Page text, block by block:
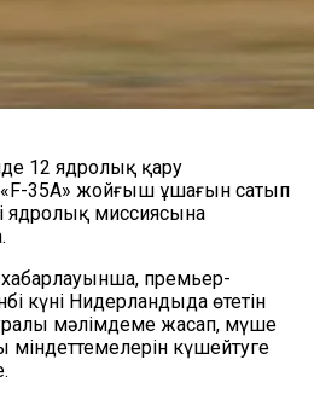
12 ядролық қару
«F-35A» жойғыш ұшағын сатып
ядролық миссиясына
премьер-
күні Нидерландыда өтетін
мәлімдеме жасап, мүше
міндеттемелерін күшейтуге